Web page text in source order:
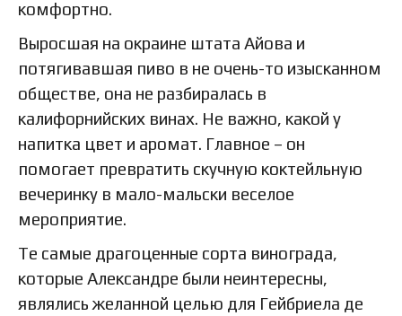
комфортно.
Выросшая на окраине штата Айова и
потягивавшая пиво в не очень-то изысканном
обществе, она не разбиралась в
калифорнийских винах. Не важно, какой у
напитка цвет и аромат. Главное – он
помогает превратить скучную коктейльную
вечеринку в мало-мальски веселое
мероприятие.
Те самые драгоценные сорта винограда,
которые Александре были неинтересны,
являлись желанной целью для Гейбриела де